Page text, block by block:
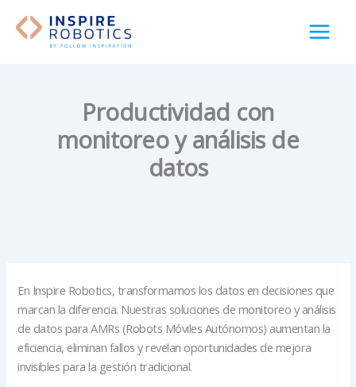
Productividad con
monitoreo y análisis de
datos
En Inspire Robotics, transformamos los datos en decisiones que
marcan la diferencia. Nuestras soluciones de monitoreo y análisis
de datos para AMRs (Robots Móviles Autónomos) aumentan la
eficiencia, eliminan fallos y revelan oportunidades de mejora
invisibles para la gestión tradicional.